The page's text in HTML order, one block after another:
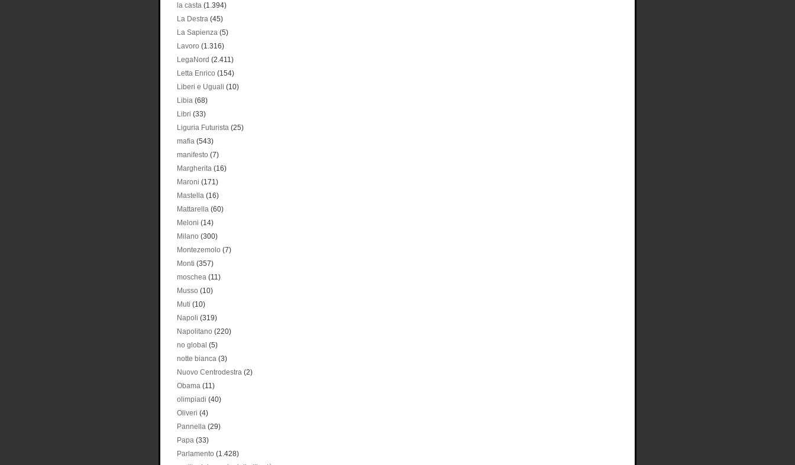
la casta (1.394)
La Destra (45)
La Sapienza (5)
Lavoro (1.316)
LegaNord (2.411)
Letta Enrico (154)
Liberi e Uguali (10)
Libia (68)
Libri (33)
Liguria Futurista (25)
mafia (543)
manifesto (7)
Margherita (16)
Maroni (171)
Mastella (16)
Mattarella (60)
Meloni (14)
Milano (300)
Montezemolo (7)
Monti (357)
moschea (11)
Musso (10)
Muti (10)
Napoli (319)
Napolitano (220)
no global (5)
notte bianca (3)
Nuovo Centrodestra (2)
Obama (11)
olimpiadi (40)
Oliveri (4)
Pannella (29)
Papa (33)
Parlamento (1.428)